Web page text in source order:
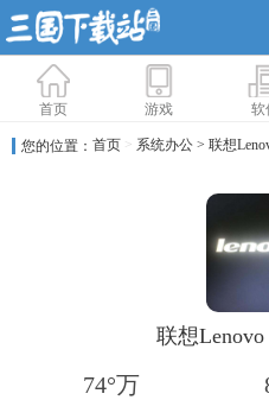
首页 游戏 软
您的位置： 首页 > 系统办公 > 联想
联想
74°万